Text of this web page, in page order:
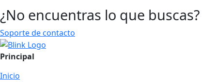
¿No encuentras lo que buscas?
Soporte de contacto
Principal
Inicio